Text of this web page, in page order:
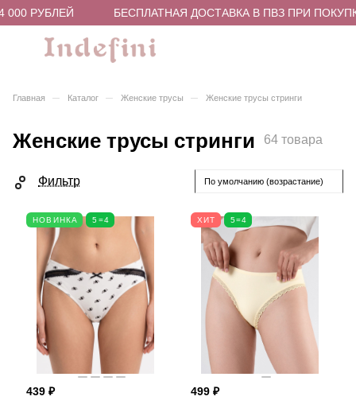
РУБЛЕЙ БЕСПЛАТНАЯ ДОСТАВКА В ПВЗ ПРИ ПОКУПКЕ
Главная – Каталог – Женские трусы – Женские трусы стринги
Женские трусы стринги 64 товара
Фильтр По умолчанию (возрастание)
НОВИНКА 5=4
439 ₽
ХИТ 5=4
499 ₽